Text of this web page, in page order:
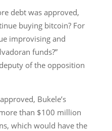
debt was approved,
buying bitcoin? For
improvising and
funds?”
of the opposition
Bukele’s
than $100 million
which would have the